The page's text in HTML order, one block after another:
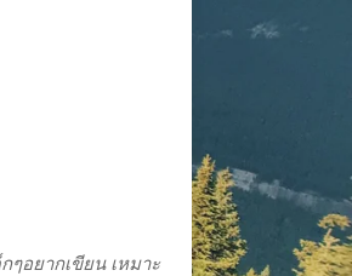
อยากเขียน เหมาะ